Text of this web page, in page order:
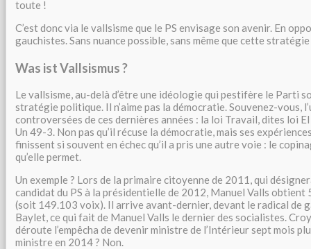
toute !
C’est donc via le vallsisme que le PS envisage son avenir. En
gauchistes. Sans nuance possible, sans même que cette
Was ist Vallsismus ?
Le vallsisme, au-delà d’être une idéologie qui pestifère le Parti
stratégie politique. Il n’aime pas la démocratie. Souvenez-vous,
controversées de ces dernières années : la loi Travail, dites loi
Un 49-3. Non pas qu’il récuse la démocratie, mais ses
finissent si souvent en échec qu’il a pris une autre voie : le
qu’elle permet.
Un exemple ? Lors de la primaire citoyenne de 2011, qui
candidat du PS à la présidentielle de 2012, Manuel Valls obtient
(soit 149.103 voix). Il arrive avant-dernier, devant le radical de
Baylet, ce qui fait de Manuel Valls le dernier des socialistes.
déroute l’empêcha de devenir ministre de l’Intérieur sept mois
ministre en 2014 ? Non.